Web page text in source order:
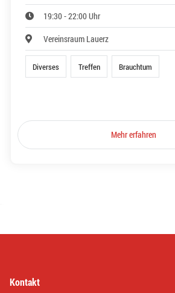
19:30 - 22:00 Uhr
Vereinsraum Lauerz
Diverses Treffen Brauchtum
Mehr erfahren
Kontakt